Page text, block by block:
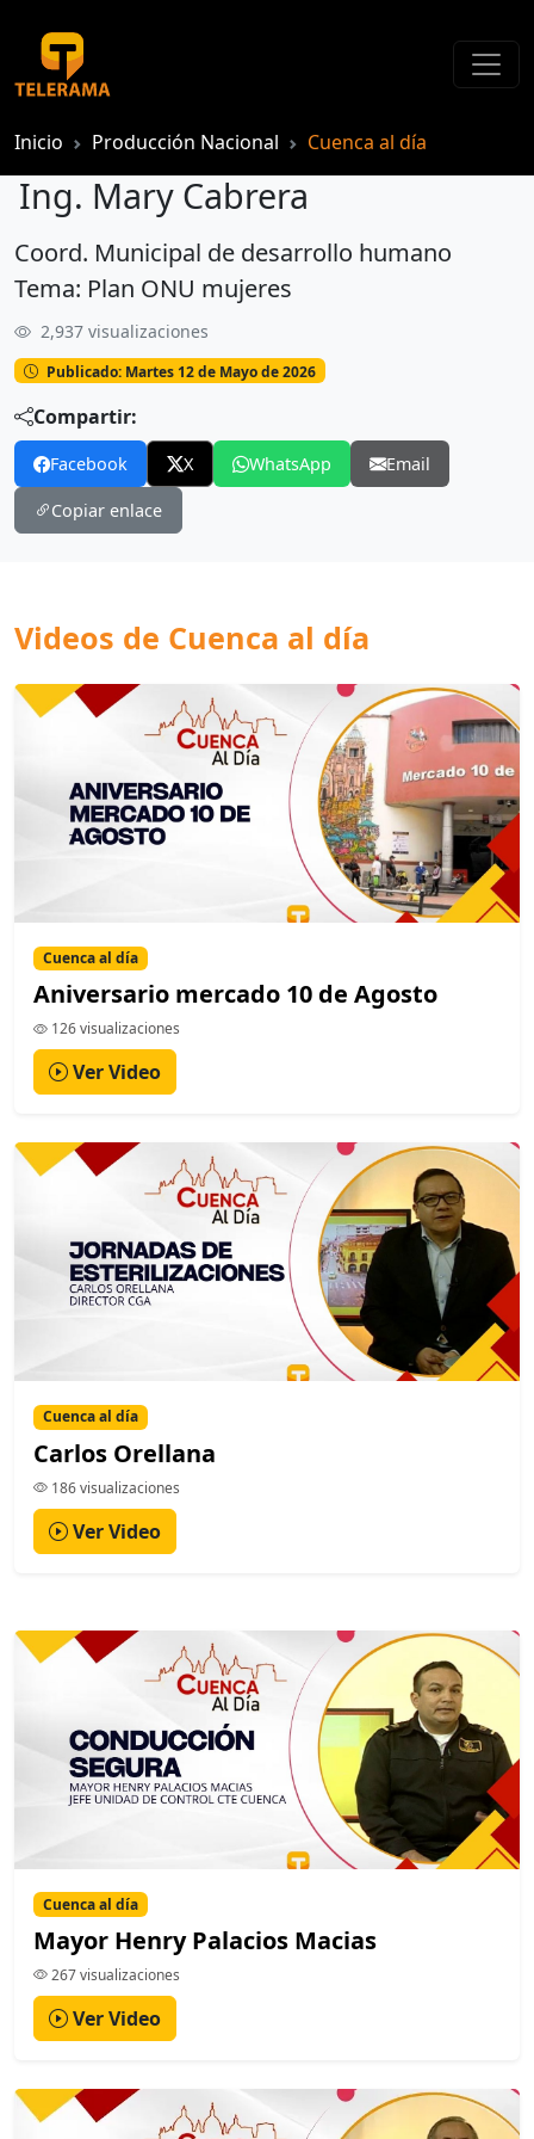
Inicio Producción Nacional Cuenca al día
Ing. Mary Cabrera
Ing. Mary Cabrera
Coord. Municipal de desarrollo humano
Tema: Plan ONU mujeres
2,937 visualizaciones
Publicado: Martes 12 de Mayo de 2026
Compartir:
Facebook X WhatsApp Email
Copiar enlace
Videos de Cuenca al día
Cuenca al día
Aniversario mercado 10 de Agosto
126 visualizaciones
Ver Video
Cuenca al día
Carlos Orellana
186 visualizaciones
Ver Video
Cuenca al día
Mayor Henry Palacios Macias
267 visualizaciones
Ver Video